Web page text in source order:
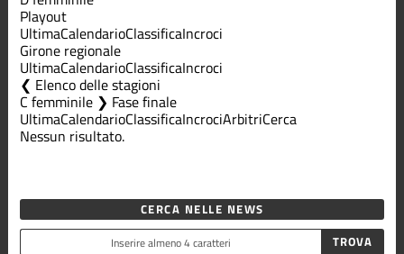
Playout
UltimaCalendarioClassificaIncroci
Girone regionale
UltimaCalendarioClassificaIncroci
Elenco delle stagioni
C femminile ❯ Fase finale
UltimaCalendarioClassificaIncrociArbitriCerca
Nessun risultato.
CERCA NELLE NEWS